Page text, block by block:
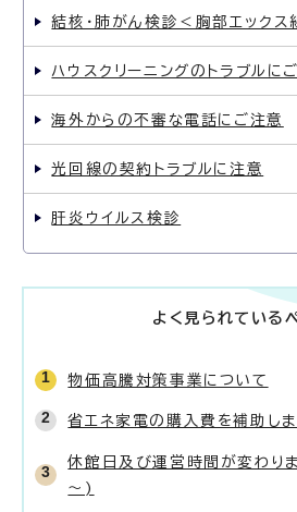
結核・肺がん検診＜胸部エックス
ハウスクリーニングのトラブルに
海外からの不審な電話にご注意
光回線の契約トラブルに注意
肝炎ウイルス検診
よく見られている
物価高騰対策事業について
省エネ家電の購入費を補助し
休館日及び運営時間が変わり
～)